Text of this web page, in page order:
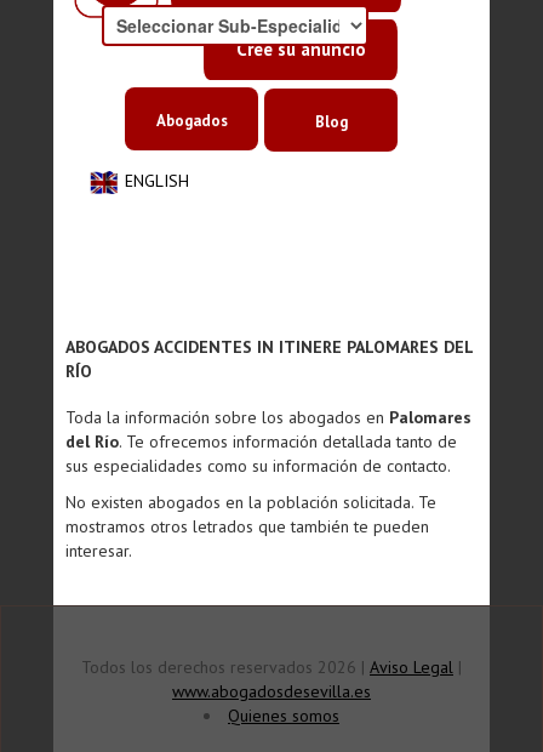
Cree su anuncio
ENGLISH
Abogados Blog
ABOGADOS ACCIDENTES IN ITINERE PALOMARES DEL
RÍO
Toda la información sobre los abogados en Palomares
del Río. Te ofrecemos información detallada tanto de
sus especialidades como su información de contacto.
No existen abogados en la población solicitada. Te
mostramos otros letrados que también te pueden
interesar.
Todos los derechos reservados 2026 | Aviso Legal |
www.abogadosdesevilla.es
Quienes somos